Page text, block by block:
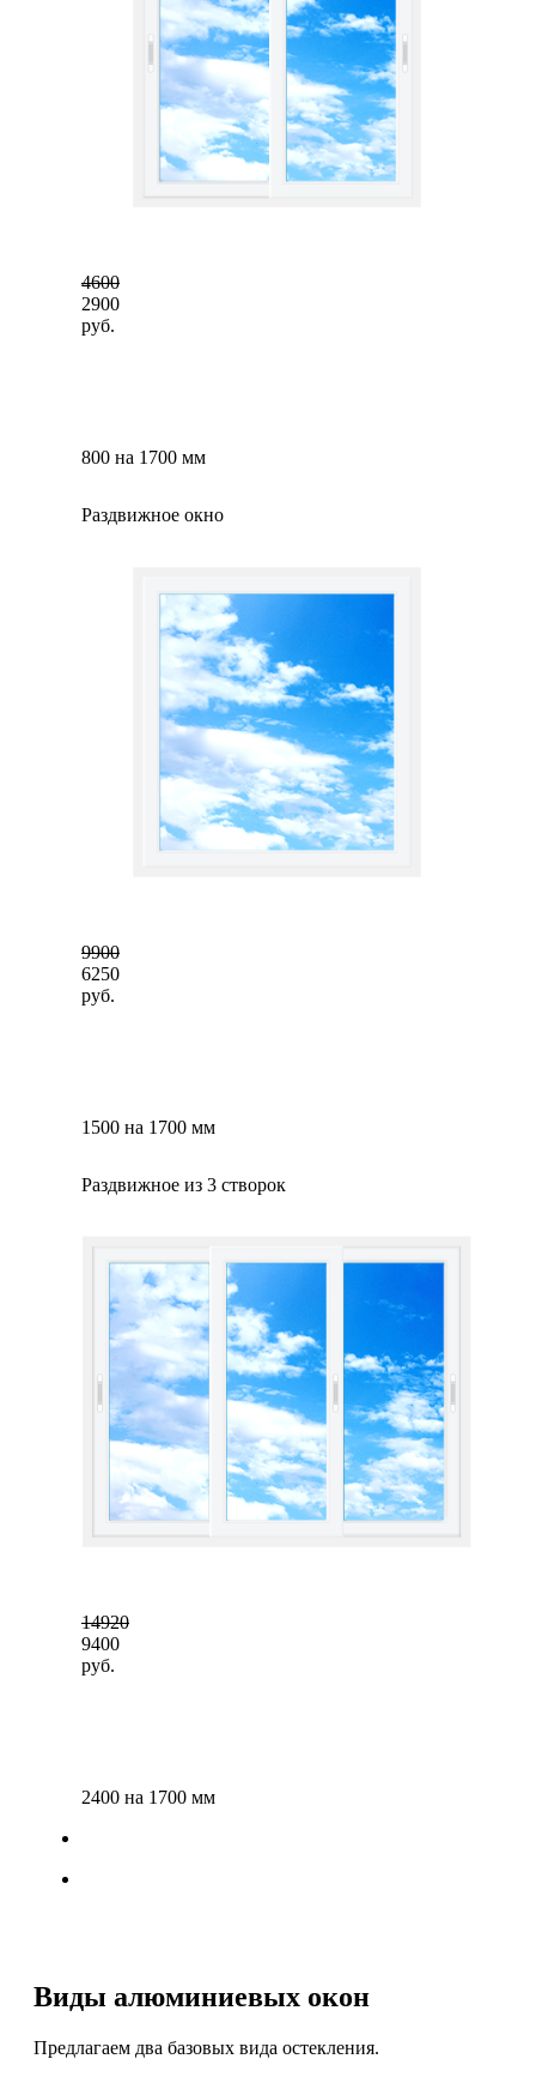
4600
2900
руб.
800 на 1700 мм
Раздвижное окно
9900
6250
руб.
1500 на 1700 мм
Раздвижное из 3 створок
14920
9400
руб.
2400 на 1700 мм
Виды алюминиевых окон
Предлагаем два базовых вида остекления.